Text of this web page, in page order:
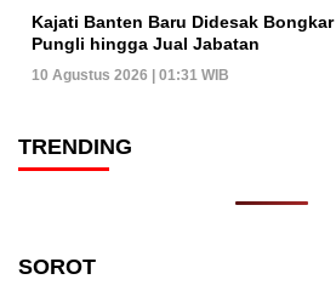
Kajati Banten Baru Didesak
Pungli hingga Jual Jabatan
10 Agustus 2026 | 01:31 WIB
TRENDING
SOROT